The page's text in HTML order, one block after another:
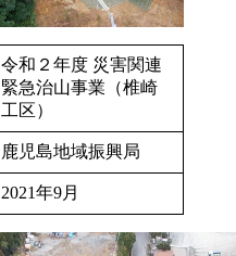
令和２年度 災害関連
緊急治山事業（椎崎
工区）
鹿児島地域振興局
2021年9月